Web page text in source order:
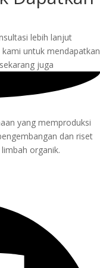
lebih lanjut
untuk mendapatkan
juga
yang memproduksi
dan riset
organik.